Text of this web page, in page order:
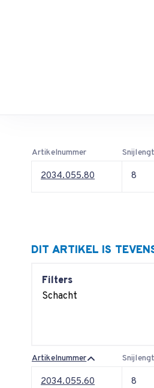
Artikelnummer
2034.055.80 8
DIT ARTIKEL IS
Filters
Schacht
Artikelnummer
2034.055.60 8